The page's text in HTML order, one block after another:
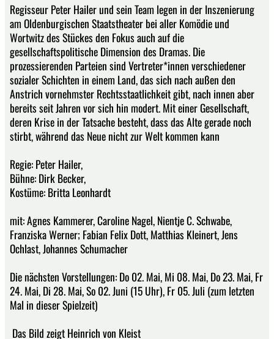
Regisseur Peter Hailer und sein Team legen in der Inszenierung
am Oldenburgischen Staatstheater bei aller Komödie und
Wortwitz des Stückes den Fokus auch auf die
gesellschaftspolitische Dimension des Dramas. Die
prozessierenden Parteien sind Vertreter*innen verschiedener
sozialer Schichten in einem Land, das sich nach außen den
Anstrich vornehmster Rechtsstaatlichkeit gibt, nach innen aber
bereits seit Jahren vor sich hin modert. Mit einer Gesellschaft,
deren Krise in der Tatsache besteht, dass das Alte gerade noch
stirbt, während das Neue nicht zur Welt kommen kann
Regie: Peter Hailer,
Bühne: Dirk Becker,
Kostüme: Britta Leonhardt
mit: Agnes Kammerer, Caroline Nagel, Nientje C. Schwabe,
Franziska Werner; Fabian Felix Dott, Matthias Kleinert, Jens
Ochlast, Johannes Schumacher
Die nächsten Vorstellungen: Do 02. Mai, Mi 08. Mai, Do 23. Mai, Fr
24. Mai, Di 28. Mai, So 02. Juni (15 Uhr), Fr 05. Juli (zum letzten
Mal in dieser Spielzeit)
Das Bild zeigt Heinrich von Kleist